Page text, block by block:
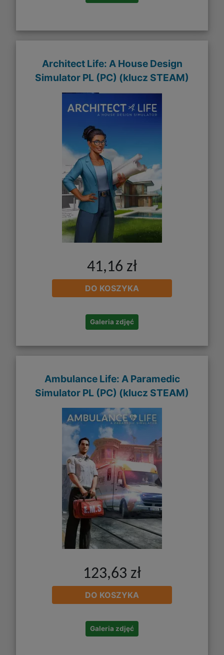
Architect Life: A House Design
Simulator PL (PC) (klucz STEAM)
41,16 zł
DO KOSZYKA
Galeria zdjęć
Ambulance Life: A Paramedic
Simulator PL (PC) (klucz STEAM)
123,63 zł
DO KOSZYKA
Galeria zdjęć